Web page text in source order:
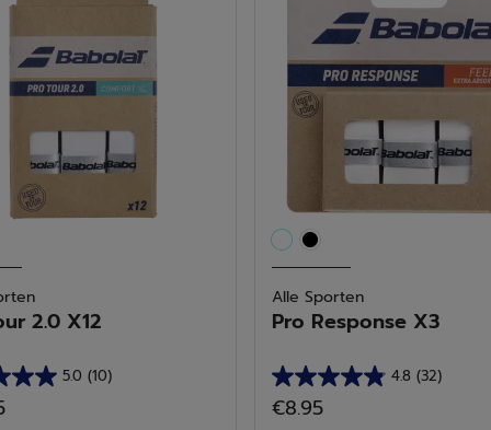
beoordelingen
2.0 X12
5.0 (10)
Alle Sporten
Pro Response X3
4.8 (32)
4.8
van
€8.95